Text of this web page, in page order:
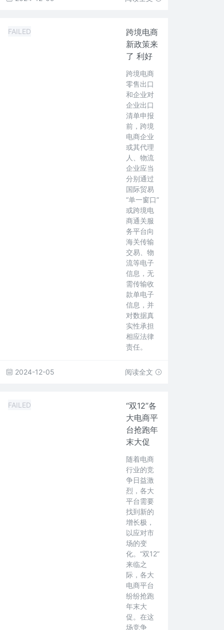
FAILED
跨境电商
新政策来
了 利好
跨境电商
零售出口
和企业对
企业出口
清单申报
前，跨境
电商企业
或其代理
人、物流
企业应当
分别通过
国际贸易
“单一窗口”
或跨境电
商通关服
务平台向
海关传输
交易、物
流等电子
信息，无
需传输收
款单电子
信息，并
对数据真
实性承担
相应法律
责任。
2024-12-05 阅读全文
FAILED
“双12”各
大电商平
台抢跑年
末大促
随着电商
行业的竞
争日益激
烈，各大
平台需要
找到新的
增长极，
以应对市
场的变
化。“双12”
来临之
际，各大
电商平台
纷纷抢跑
年末大
促。在这
场竞争